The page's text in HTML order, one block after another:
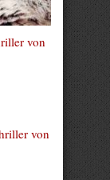
von
von